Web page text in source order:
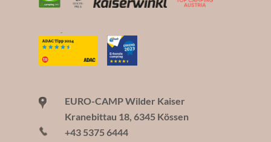
EURO-CAMP Wilder Kaiser
Kranebittau 18, 6345 Kössen
+43 5375 6444